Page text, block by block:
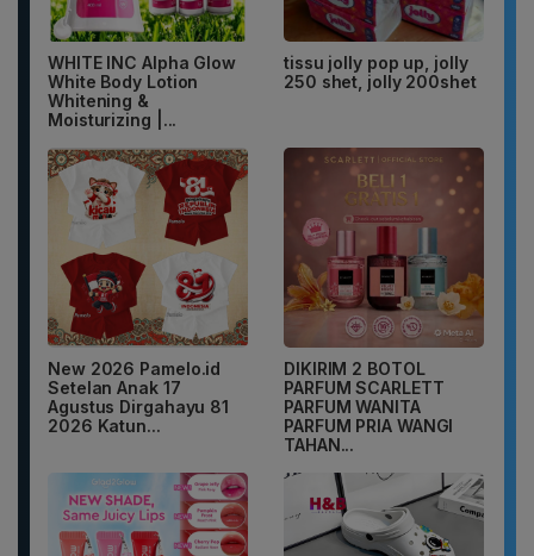
WHITE INC Alpha Glow
White Body Lotion
Whitening &
Moisturizing |...
tissu jolly pop up, jolly
250 shet, jolly 200shet
New 2026 Pamelo.id
Setelan Anak 17
Agustus Dirgahayu 81
2026 Katun...
DIKIRIM 2 BOTOL
PARFUM SCARLETT
PARFUM WANITA
PARFUM PRIA WANGI
TAHAN...